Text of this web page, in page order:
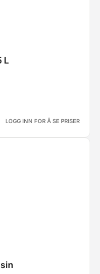
L
LOGG INN FOR Å SE PRISER